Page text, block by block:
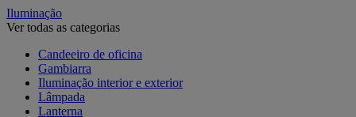
Iluminação
Ver todas as categorias
Candeeiro de oficina
Gambiarra
Iluminação interior e exterior
Lâmpada
Lanterna